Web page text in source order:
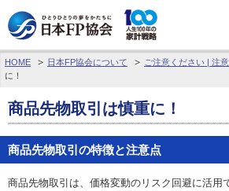
わたしたちのくらしとお金
FPに相談する
FP資格取得を目指す
FP技能検定
HOME 日本FP協会について ご注意ください | 注
に！
商品先物取引は慎重に！
商品先物取引の特徴と注意点
商品先物取引は、価格変動のリスク回避に活用